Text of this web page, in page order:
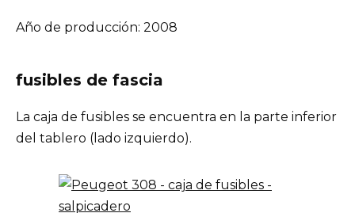
Año de producción: 2008
fusibles de fascia
La caja de fusibles se encuentra en la parte inferior
del tablero (lado izquierdo).